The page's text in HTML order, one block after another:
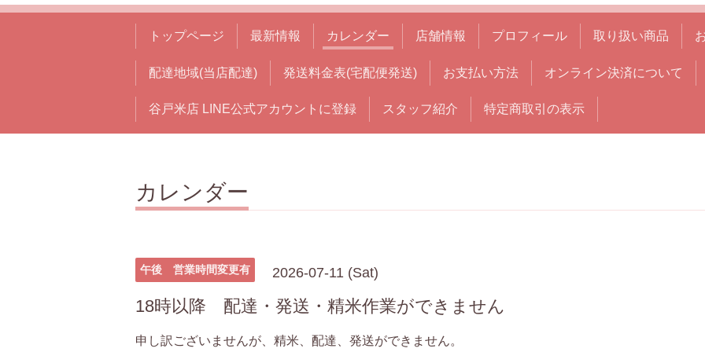
トップページ 最新情報 カレンダー 店舗情報 プロフィール 取り扱い商品
配達地域(当店配達) 発送料金表(宅配便発送) お支払い方法 オンライン決済について
谷戸米店 LINE公式アカウントに登録 スタッフ紹介 特定商取引の表示
カレンダー
午後 営業時間変更有 2026-07-11 (Sat)
18時以降 配達・発送・精米作業ができません
申し訳ございませんが、精米、配達、発送ができません。